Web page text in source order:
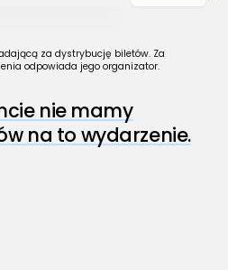
za dystrybucję biletów. Za
odpowiada jego organizator.
nie mamy
na to wydarzenie.